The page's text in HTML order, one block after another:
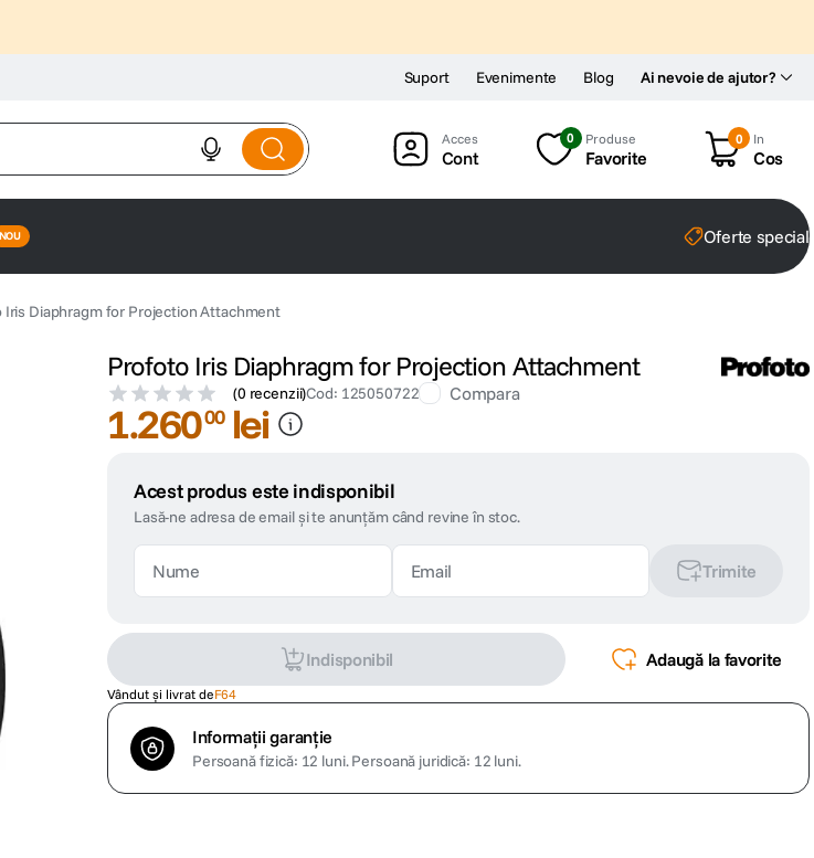
Ai nevoie de ajutor?
Suport Evenimente Blog
Cont
0 Produse
Favorite
0 In
Cos
Oferte
Iris Diaphragm for Projection Attachment
Profoto Iris Diaphragm for Projection Attachment
(0 recenzii)Cod: 125050722 Compara
1.26000 lei
Acest produs este indisponibil
Lasă-ne adresa de email și te anunțăm când revine în stoc.
Trimite
Indisponibil Adaugă la favorite
Vândut și livrat deF64
Informații garanție
Persoană fizică: 12 luni.Persoană juridică: 12 luni.